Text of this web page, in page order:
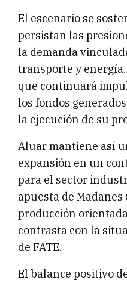
El escenario se
persistan las
la demanda
transporte y
que continuará
los fondos
la ejecución de su
Aluar mantiene así
expansión en un
para el sector
apuesta de
producción
contrasta con la
de FATE.
El balance positivo